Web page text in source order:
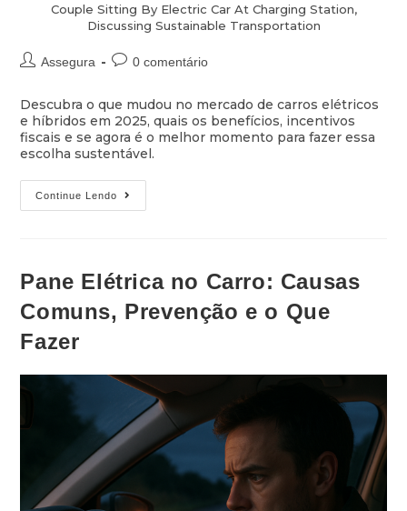
Couple Sitting By Electric Car At Charging Station,
Discussing Sustainable Transportation
Assegura 0 comentário
Descubra o que mudou no mercado de carros elétricos
e híbridos em 2025, quais os benefícios, incentivos
fiscais e se agora é o melhor momento para fazer essa
escolha sustentável.
Continue Lendo
Pane Elétrica no Carro: Causas
Comuns, Prevenção e o Que
Fazer